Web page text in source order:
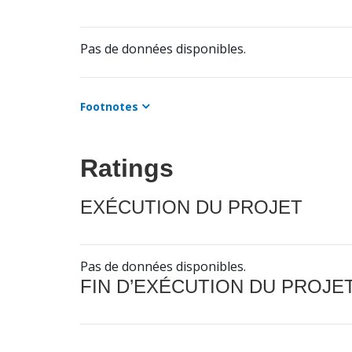
Pas de données disponibles.
Footnotes
Ratings
EXÉCUTION DU PROJET
Pas de données disponibles.
FIN D’EXÉCUTION DU